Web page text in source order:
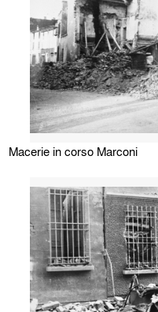
Macerie in corso Marconi